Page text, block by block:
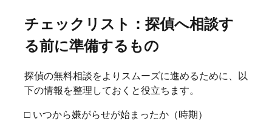
チェックリスト：探偵へ相談す
る前に準備するもの
探偵の無料相談をよりスムーズに進めるために、以
下の情報を整理しておくと役立ちます。
□ いつから嫌がらせが始まったか（時期）